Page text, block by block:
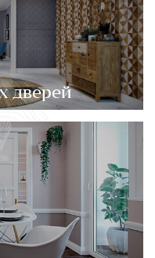
дверей